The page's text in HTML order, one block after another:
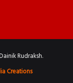
Rudraksh.
Creations